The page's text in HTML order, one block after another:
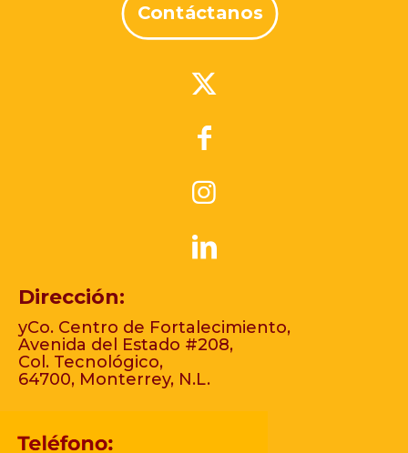
Contáctanos
Dirección:
yCo. Centro de Fortalecimiento,
Avenida del Estado #208,
Col. Tecnológico,
64700, Monterrey, N.L.